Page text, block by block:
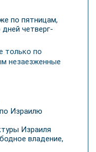
по пятницам,
четверг-
только по
незаезженные
Израилю
Израиля
владение,